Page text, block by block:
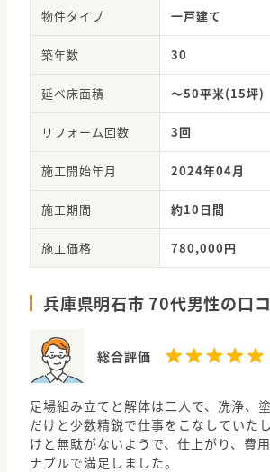
物件タイプ 一戸建て
築年数 30
延べ床面積 ～50平米(15坪)
リフォーム回数 3回
施工開始年月 2024年04月
施工期間 約10日間
施工価格 780,000円
兵庫県明石市 70代男性の口
総合評価
足場組み立てと解体は二人で、洗浄、
だけと少数精鋭で仕事をこなしていた
けと無駄がないようで、仕上がり、費
ナブルで満足しました。